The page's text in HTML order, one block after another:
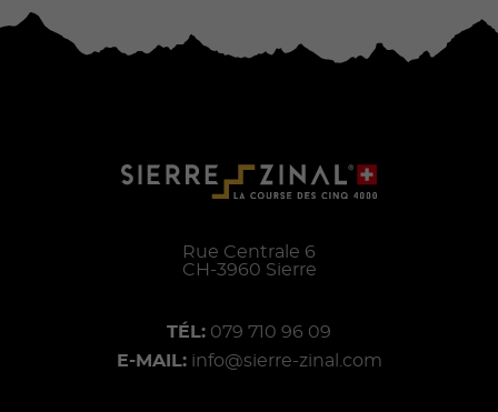
Rue Centrale 6
CH-3960 Sierre
TÉL: 079 710 96 09
E-MAIL: info@sierre-zinal.com